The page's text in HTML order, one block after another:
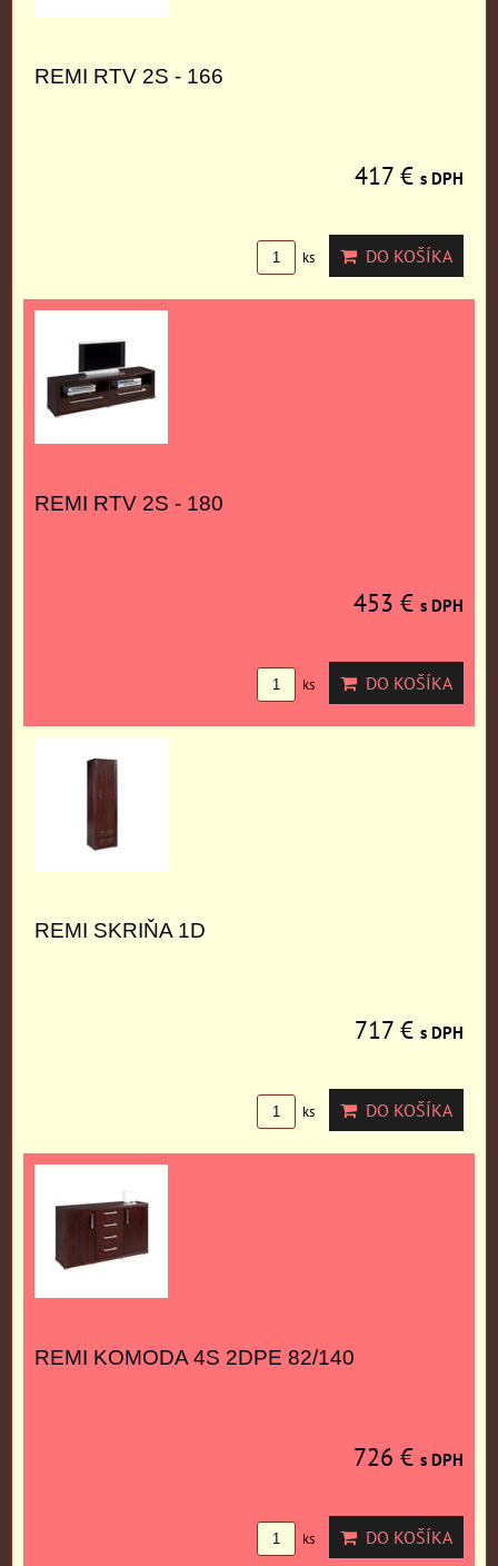
REMI RTV 2S - 166
417 € s DPH
ks DO KOŠÍKA
REMI RTV 2S - 180
453 € s DPH
ks DO KOŠÍKA
REMI SKRIŇA 1D
717 € s DPH
ks DO KOŠÍKA
REMI KOMODA 4S 2DPE 82/140
726 € s DPH
ks DO KOŠÍKA